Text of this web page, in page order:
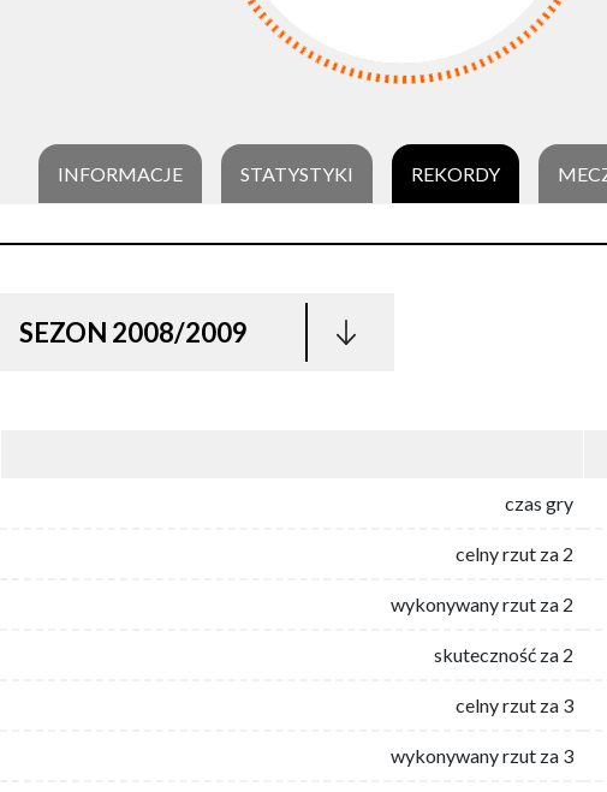
INFORMACJE STATYSTYKI REKORDY
SEZON 2008/2009
czas gry
celny rzut za 2
wykonywany rzut za 2
skuteczność za 2
celny rzut za 3
wykonywany rzut za 3